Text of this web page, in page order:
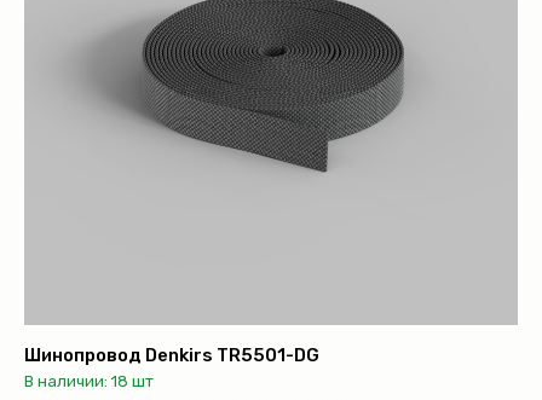
Шинопровод Denkirs TR5501-DG
В наличии: 18 шт